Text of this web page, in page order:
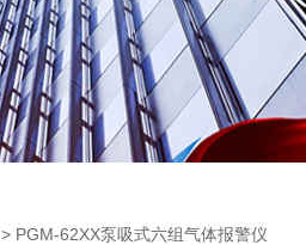
> PGM-62XX泵吸式六组气体报警仪